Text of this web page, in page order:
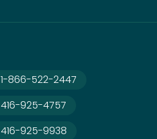
1-866-522-2447
416-925-4757
416-925-9938